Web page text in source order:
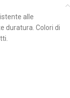
alle
duratura. Colori di